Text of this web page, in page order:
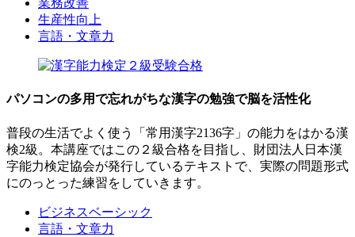
業務改善
生産性向上
言語・文章力
パソコンの多用で忘れがちな漢字の勉強で脳を活性化
普段の生活でよく使う「常用漢字2136字」の能力をはかる漢
検2級。本講座ではこの２級合格を目指し、財団法人日本漢
字能力検定協会が発行しているテキストで、実際の問題形式
にのっとった練習をしていきます。
ビジネスベーシック
言語・文章力